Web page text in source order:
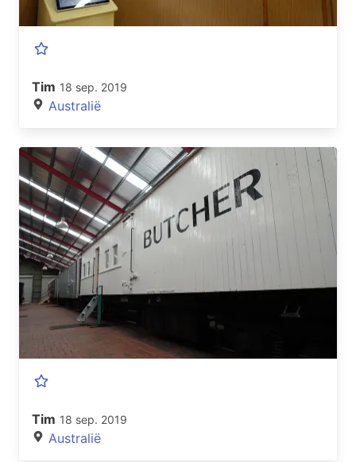
Tim 18 sep. 2019
Australië
Tim 18 sep. 2019
Australië